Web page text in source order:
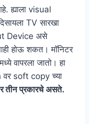
ह्याला visual
TV सारखा
Device असे
होऊ शकत। मॉनिटर
वापरला जातो। हा
soft copy च्या
तीन प्रकारचे असते.